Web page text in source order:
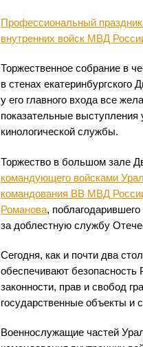
Профессиональный
внутренних войск МВД
Торжественное собрание в
в стенах
у его главного входа все
показательные выступления
кинологической службы.
Торжество в большом зале
командующего войсками
командования ВВ МВД
Романова,
за доблестную службу
Сегодня, как и почти два
обеспечивают безопасность
законности, прав и свобод
государственные объекты и
Военнослужащие частей